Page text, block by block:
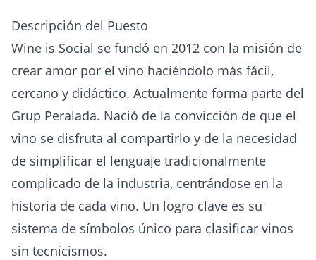
Descripción del Puesto
Wine is Social se fundó en 2012 con la misión de
crear amor por el vino haciéndolo más fácil,
cercano y didáctico. Actualmente forma parte del
Grup Peralada. Nació de la convicción de que el
vino se disfruta al compartirlo y de la necesidad
de simplificar el lenguaje tradicionalmente
complicado de la industria, centrándose en la
historia de cada vino. Un logro clave es su
sistema de símbolos único para clasificar vinos
sin tecnicismos.